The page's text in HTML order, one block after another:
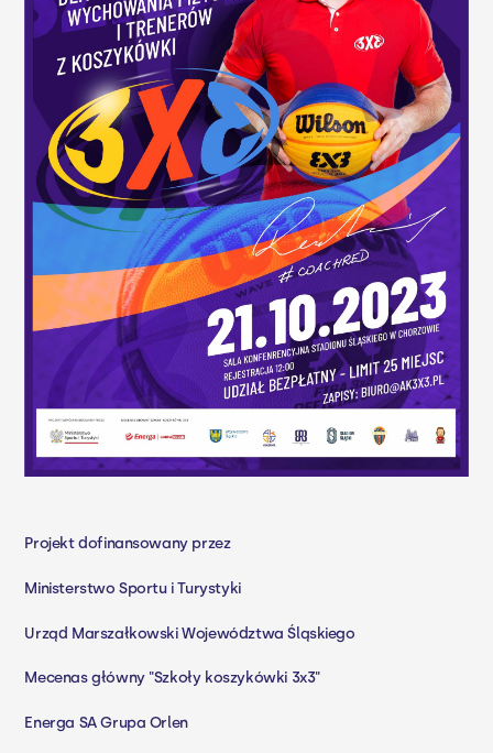
Projekt dofinansowany przez
Ministerstwo Sportu i Turystyki
Urząd Marszałkowski Województwa Śląskiego
Mecenas główny "Szkoły koszykówki 3x3"
Energa SAGrupa Orlen